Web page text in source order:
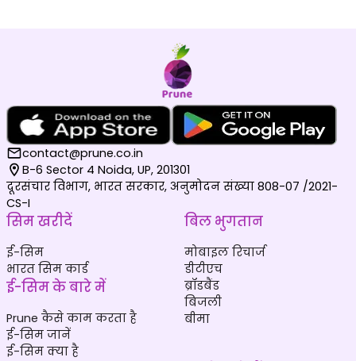
contact@prune.co.in
B-6 Sector 4 Noida, UP, 201301
दूरसंचार विभाग, भारत सरकार, अनुमोदन संख्या 808-07 /2021-
CS-I
सिम खरीदें
ई-सिम
भारत सिम कार्ड
ई-सिम के बारे में
Prune कैसे काम करता है
ई-सिम जानें
ई-सिम क्या है
बिल भुगतान
मोबाइल रिचार्ज
डीटीएच
ब्रॉडबैंड
बिजली
बीमा